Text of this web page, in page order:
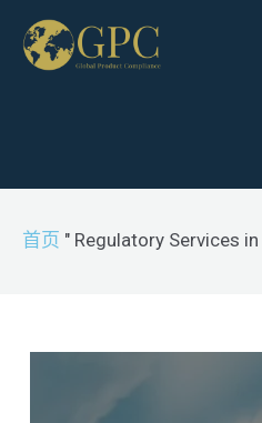
首页 " Regulatory Services